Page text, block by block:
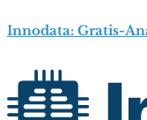
Innodata: Gratis-